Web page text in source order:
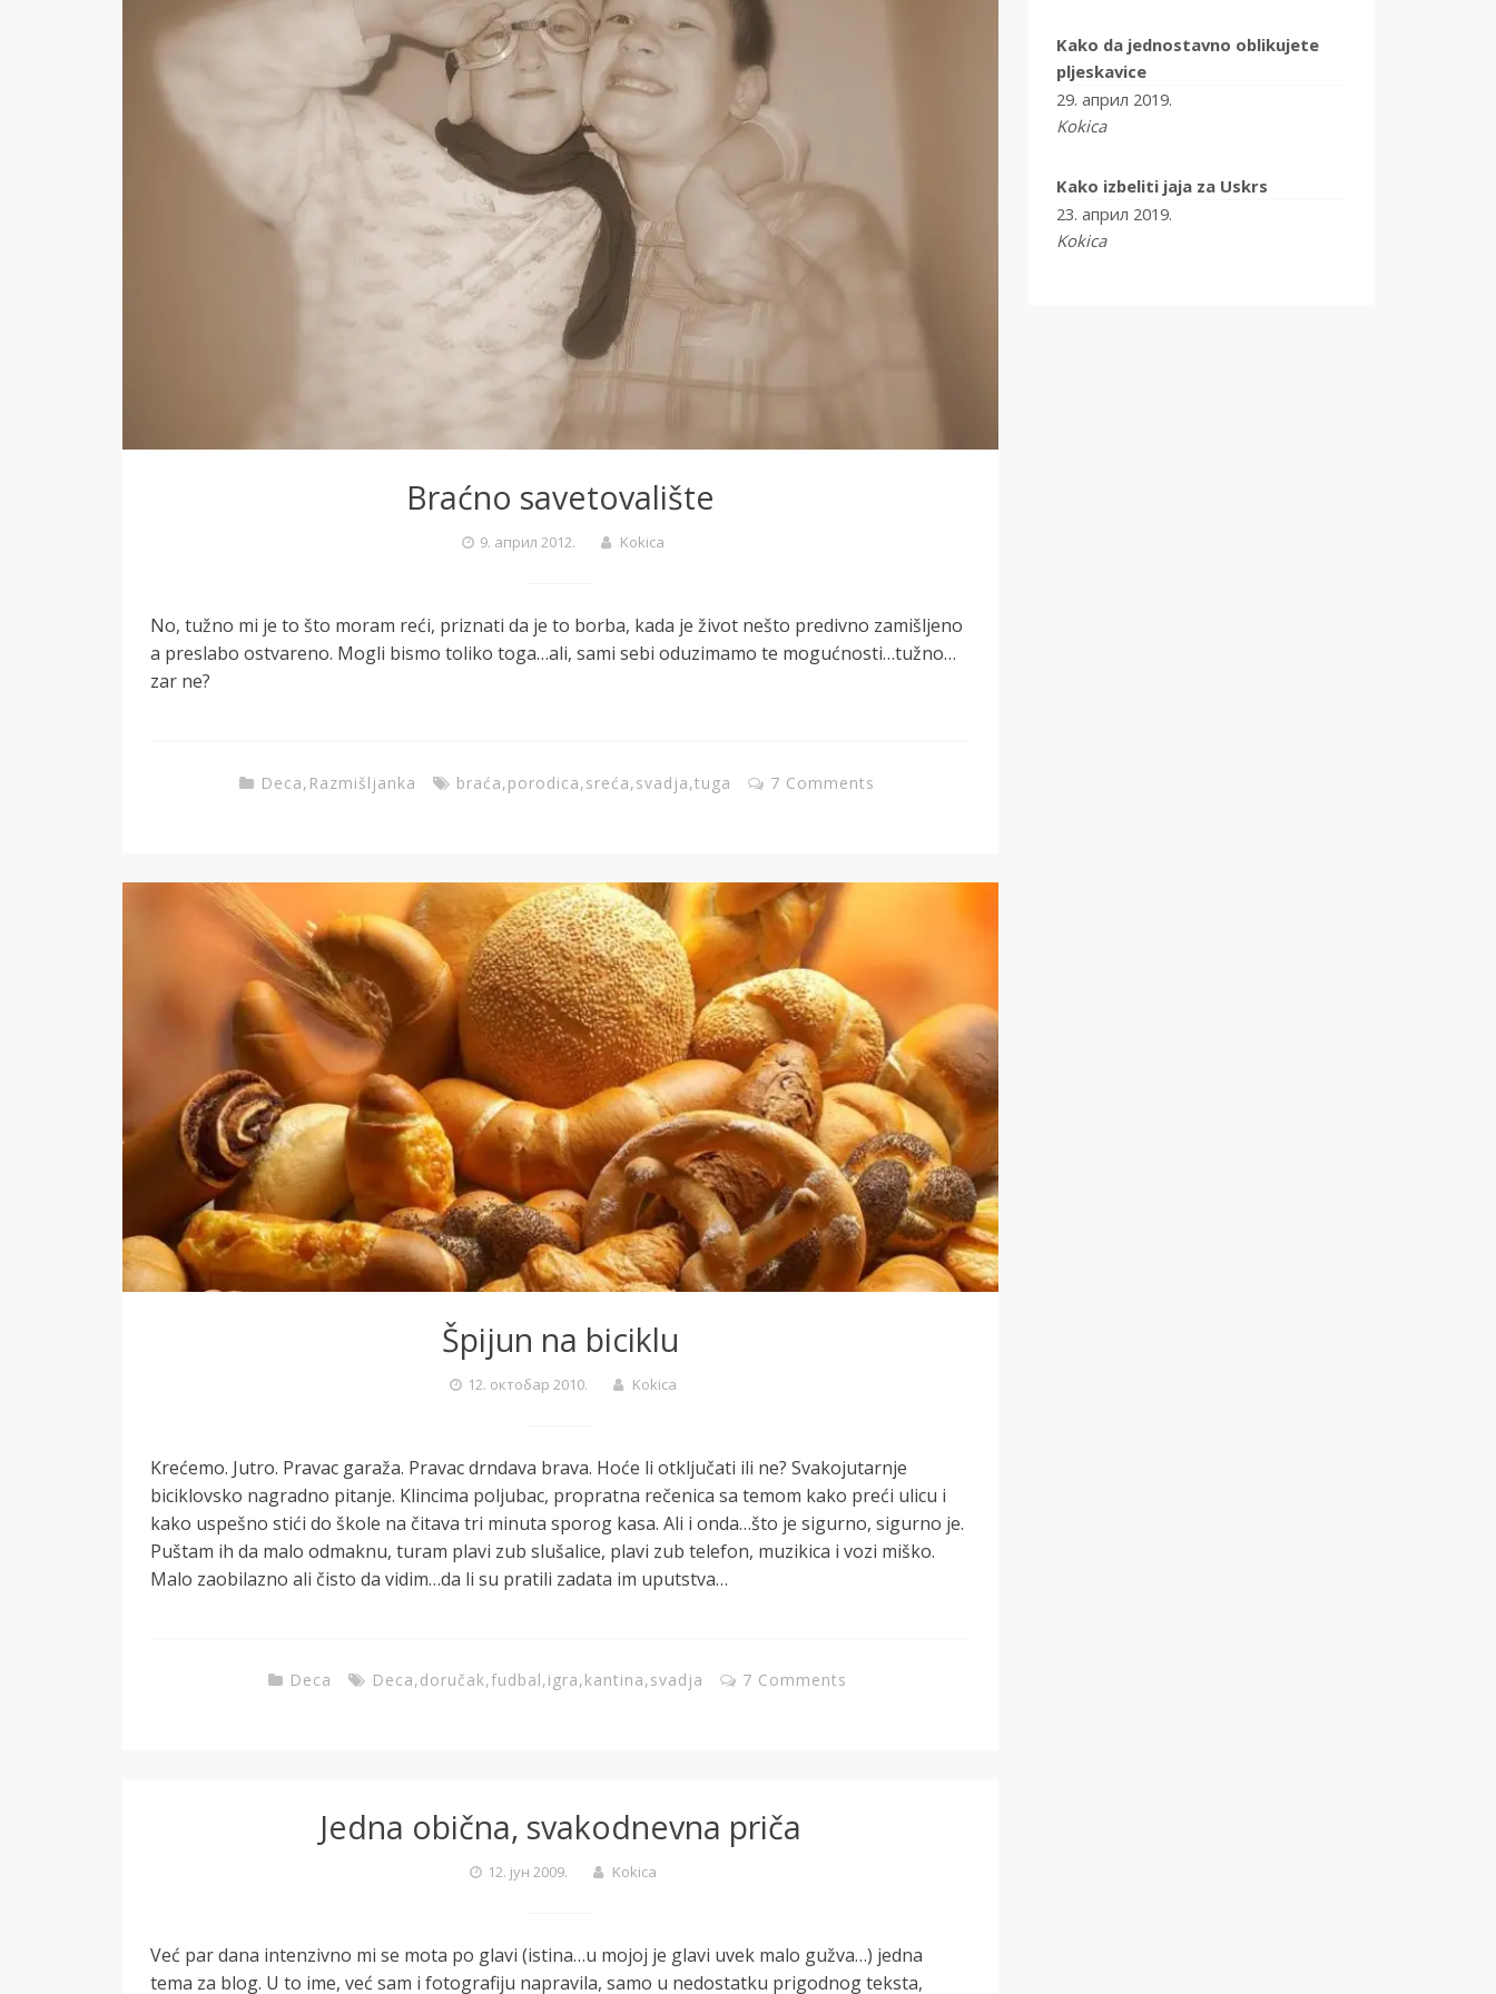
Braćno savetovalište
9. април 2012. Kokica
No, tužno mi je to što moram reći, priznati da je to borba, kada je život nešto predivno zamišljeno
a preslabo ostvareno. Mogli bismo toliko toga…ali, sami sebi oduzimamo te mogućnosti…tužno…
zar ne?
Deca, Razmišljanka braća,porodica,sreća,svadja,tuga 7 Comments
Špijun na biciklu
12. октобар 2010. Kokica
Krećemo. Jutro. Pravac garaža. Pravac drndava brava. Hoće li otključati ili ne? Svakojutarnje
biciklovsko nagradno pitanje. Klincima poljubac, propratna rečenica sa temom kako preći ulicu i
kako uspešno stići do škole na čitava tri minuta sporog kasa. Ali i onda…što je sigurno, sigurno je.
Puštam ih da malo odmaknu, turam plavi zub slušalice, plavi zub telefon, muzikica i vozi miško.
Malo zaobilazno ali čisto da vidim…da li su pratili zadata im uputstva…
Deca Deca,doručak,fudbal,igra,kantina,svadja 7 Comments
Jedna obična, svakodnevna priča
12. јун 2009. Kokica
Već par dana intenzivno mi se mota po glavi (istina…u mojoj je glavi uvek malo gužva…) jedna
tema za blog. U to ime, već sam i fotografiju napravila, samo u nedostatku prigodnog teksta,
Kako da jednostavno oblikujete
pljeskavice
29. април 2019.
Kokica
Kako izbeliti jaja za Uskrs
23. април 2019.
Kokica